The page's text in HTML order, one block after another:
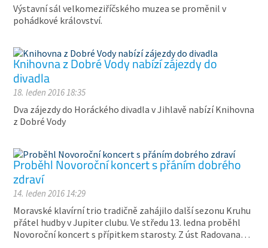
Výstavní sál velkomeziříčského muzea se proměnil v
pohádkové království.
Knihovna z Dobré Vody nabízí zájezdy do
divadla
18. leden 2016 18:35
Dva zájezdy do Horáckého divadla v Jihlavě nabízí Knihovna
z Dobré Vody
Proběhl Novoroční koncert s přáním dobrého
zdraví
14. leden 2016 14:29
Moravské klavírní trio tradičně zahájilo další sezonu Kruhu
přátel hudby v Jupiter clubu. Ve středu 13. ledna proběhl
Novoroční koncert s přípitkem starosty. Z úst Radovana…